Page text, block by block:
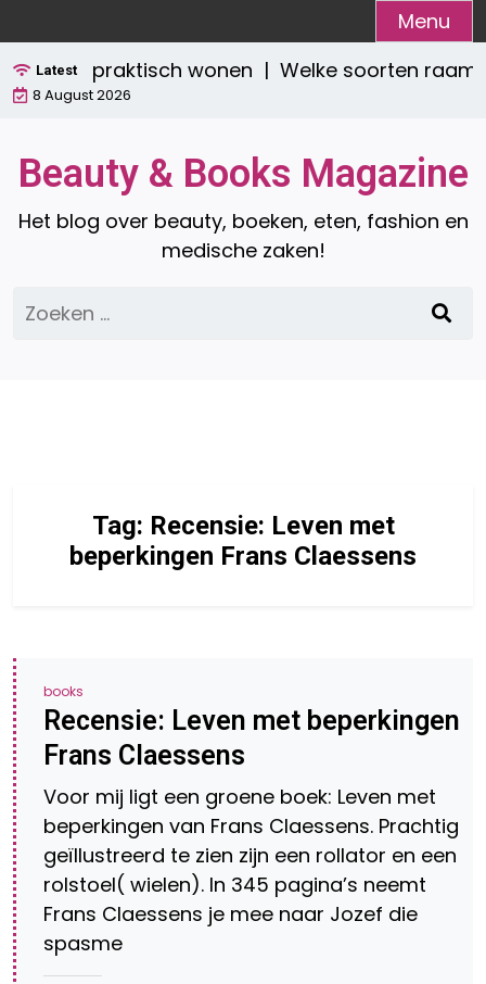
naar
de
inhoud
Menu
Latestén praktisch wonen | Welke soorten
8 August 2026
Beauty & Books Magazine
Het blog over beauty, boeken, eten, fashion en
medische zaken!
Zoeken
naar:
Tag: Recensie: Leven met
beperkingen Frans Claessens
books
Recensie: Leven met beperkingen
Frans Claessens
Voor mij ligt een groene boek: Leven met
beperkingen van Frans Claessens. Prachtig
geïllustreerd te zien zijn een rollator en een
rolstoel( wielen). In 345 pagina’s neemt
Frans Claessens je mee naar Jozef die
spasme